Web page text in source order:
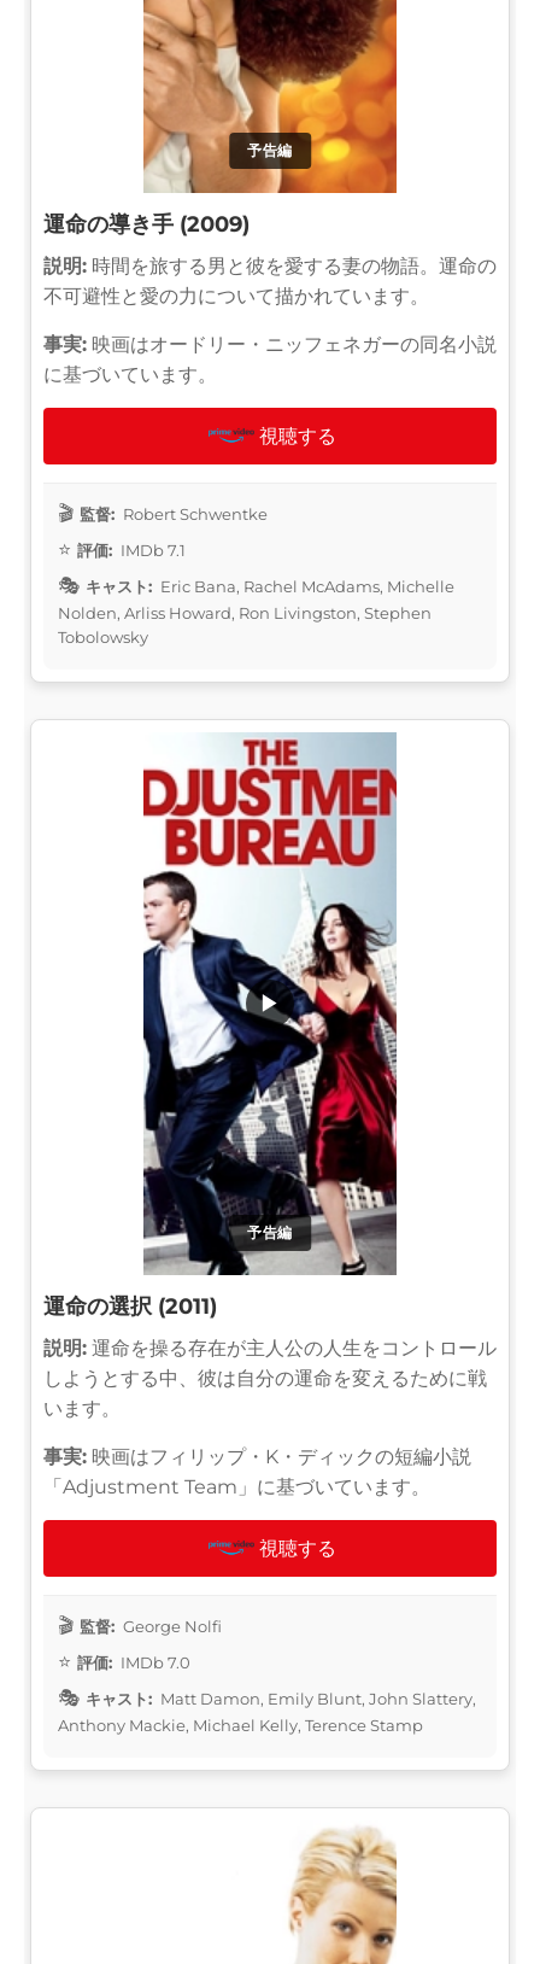
予告編
運命の導き手 (2009)
説明: 時間を旅する男と彼を愛する妻の物語。運命の
不可避性と愛の力について描かれています。
事実: 映画はオードリー・ニッフェネガーの同名小説
に基づいています。
視聴する
監督: Robert Schwentke
評価: IMDb 7.1
キャスト: Eric Bana, Rachel McAdams, Michelle
Nolden, Arliss Howard, Ron Livingston, Stephen
Tobolowsky
予告編
▶
運命の選択 (2011)
説明: 運命を操る存在が主人公の人生をコントロール
しようとする中、彼は自分の運命を変えるために戦
います。
事実: 映画はフィリップ・K・ディックの短編小説
「Adjustment Team」に基づいています。
視聴する
監督: George Nolfi
評価: IMDb 7.0
キャスト: Matt Damon, Emily Blunt, John Slattery,
Anthony Mackie, Michael Kelly, Terence Stamp